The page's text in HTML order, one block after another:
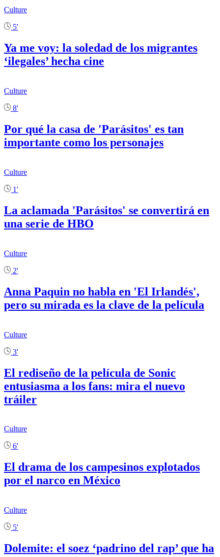
Culture
5'
Ya me voy: la soledad de los migrantes
‘ilegales’ hecha cine
Culture
8'
Por qué la casa de 'Parásitos' es tan
importante como los personajes
Culture
1'
La aclamada 'Parásitos' se convertirá en
una serie de HBO
Culture
2'
Anna Paquin no habla en 'El Irlandés',
pero su mirada es la clave de la película
Culture
3'
El rediseño de la película de Sonic
entusiasma a los fans: mira el nuevo
tráiler
Culture
6'
El drama de los campesinos explotados
por el narco en México
Culture
5'
Dolemite: el soez ‘padrino del rap’ que ha